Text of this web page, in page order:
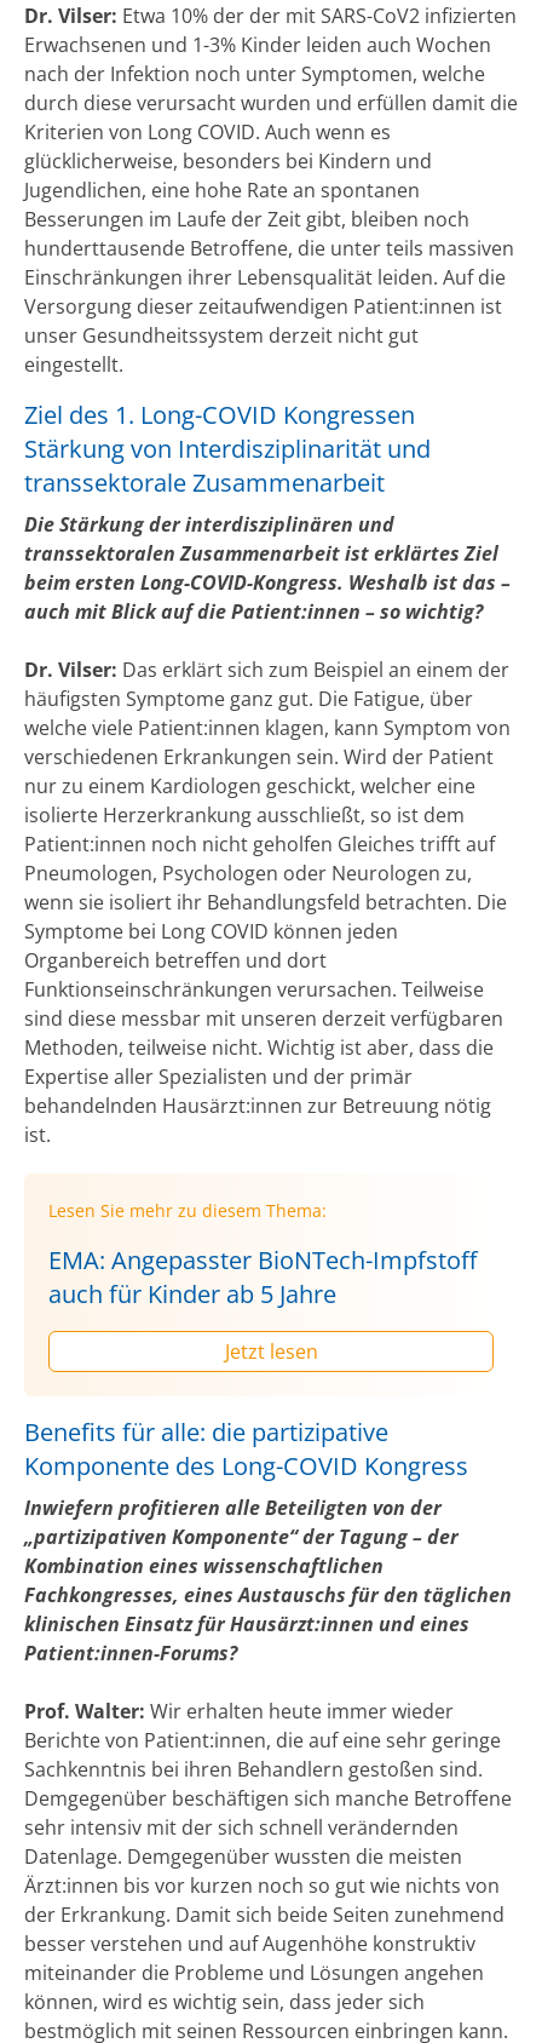
Dr. Vilser: Etwa 10% der der mit SARS-CoV2 infizierten
Erwachsenen und 1-3% Kinder leiden auch Wochen
nach der Infektion noch unter Symptomen, welche
durch diese verursacht wurden und erfüllen damit die
Kriterien von Long COVID. Auch wenn es
glücklicherweise, besonders bei Kindern und
Jugendlichen, eine hohe Rate an spontanen
Besserungen im Laufe der Zeit gibt, bleiben noch
hunderttausende Betroffene, die unter teils massiven
Einschränkungen ihrer Lebensqualität leiden. Auf die
Versorgung dieser zeitaufwendigen Patient:innen ist
unser Gesundheitssystem derzeit nicht gut
eingestellt.
Ziel des 1. Long-COVID Kongressen
Stärkung von Interdisziplinarität und
transsektorale Zusammenarbeit
Die Stärkung der interdisziplinären und
transsektoralen Zusammenarbeit ist erklärtes Ziel
beim ersten Long-COVID-Kongress. Weshalb ist das –
auch mit Blick auf die Patient:innen – so wichtig?
Dr. Vilser: Das erklärt sich zum Beispiel an einem der
häufigsten Symptome ganz gut. Die Fatigue, über
welche viele Patient:innen klagen, kann Symptom von
verschiedenen Erkrankungen sein. Wird der Patient
nur zu einem Kardiologen geschickt, welcher eine
isolierte Herzerkrankung ausschließt, so ist dem
Patient:innen noch nicht geholfen Gleiches trifft auf
Pneumologen, Psychologen oder Neurologen zu,
wenn sie isoliert ihr Behandlungsfeld betrachten. Die
Symptome bei Long COVID können jeden
Organbereich betreffen und dort
Funktionseinschränkungen verursachen. Teilweise
sind diese messbar mit unseren derzeit verfügbaren
Methoden, teilweise nicht. Wichtig ist aber, dass die
Expertise aller Spezialisten und der primär
behandelnden Hausärzt:innen zur Betreuung nötig
ist.
Lesen Sie mehr zu diesem Thema:
EMA: Angepasster BioNTech-Impfstoff
auch für Kinder ab 5 Jahre
Jetzt lesen
Benefits für alle: die partizipative
Komponente des Long-COVID Kongress
Inwiefern profitieren alle Beteiligten von der
„partizipativen Komponente“ der Tagung – der
Kombination eines wissenschaftlichen
Fachkongresses, eines Austauschs für den täglichen
klinischen Einsatz für Hausärzt:innen und eines
Patient:innen-Forums?
Prof. Walter: Wir erhalten heute immer wieder
Berichte von Patient:innen, die auf eine sehr geringe
Sachkenntnis bei ihren Behandlern gestoßen sind.
Demgegenüber beschäftigen sich manche Betroffene
sehr intensiv mit der sich schnell verändernden
Datenlage. Demgegenüber wussten die meisten
Ärzt:innen bis vor kurzen noch so gut wie nichts von
der Erkrankung. Damit sich beide Seiten zunehmend
besser verstehen und auf Augenhöhe konstruktiv
miteinander die Probleme und Lösungen angehen
können, wird es wichtig sein, dass jeder sich
bestmöglich mit seinen Ressourcen einbringen kann.